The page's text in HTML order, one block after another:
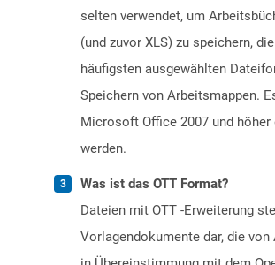
selten verwendet, um
(und zuvor XLS) zu speichern,
häufigsten ausgewählten
Speichern von Arbeitsmappen.
Microsoft Office 2007 und
werden.
Was ist das OTT Format?
Dateien mit OTT -Erweiterung
Vorlagendokumente dar, die von